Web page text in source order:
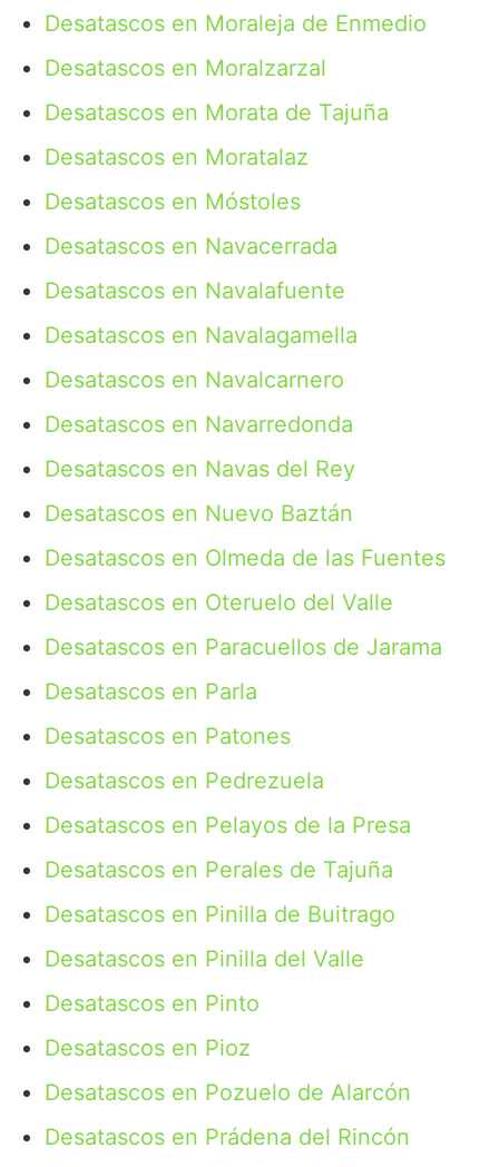
Desatascos en Moraleja de Enmedio
Desatascos en Moralzarzal
Desatascos en Morata de Tajuña
Desatascos en Moratalaz
Desatascos en Móstoles
Desatascos en Navacerrada
Desatascos en Navalafuente
Desatascos en Navalagamella
Desatascos en Navalcarnero
Desatascos en Navarredonda
Desatascos en Navas del Rey
Desatascos en Nuevo Baztán
Desatascos en Olmeda de las Fuentes
Desatascos en Oteruelo del Valle
Desatascos en Paracuellos de Jarama
Desatascos en Parla
Desatascos en Patones
Desatascos en Pedrezuela
Desatascos en Pelayos de la Presa
Desatascos en Perales de Tajuña
Desatascos en Pinilla de Buitrago
Desatascos en Pinilla del Valle
Desatascos en Pinto
Desatascos en Pioz
Desatascos en Pozuelo de Alarcón
Desatascos en Prádena del Rincón